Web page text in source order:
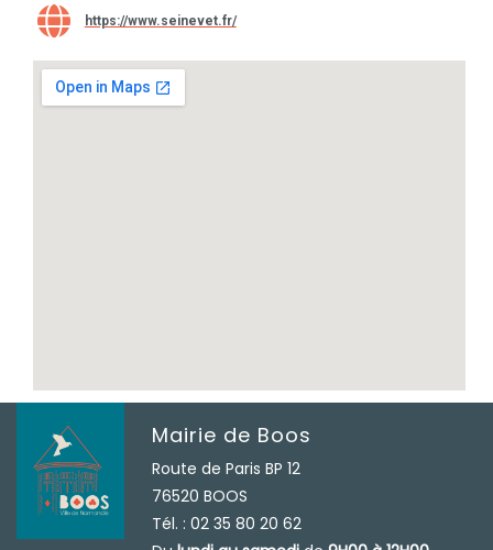
https://www.seinevet.fr/
Mairie de Boos
Route de Paris BP 12
76520 BOOS
Tél. : 02 35 80 20 62